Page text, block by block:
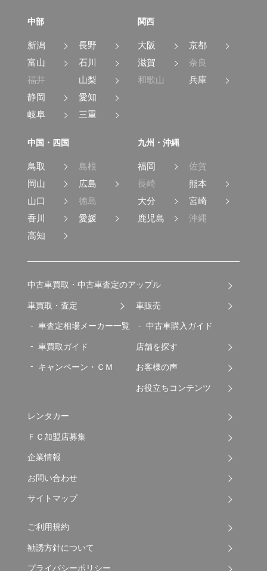
中部
新潟
長野
富山
石川
福井
山梨
静岡
愛知
岐阜
三重
関西
大阪
京都
滋賀
奈良
和歌山
兵庫
中国・四国
鳥取
島根
岡山
広島
山口
徳島
香川
愛媛
高知
九州・沖縄
福岡
佐賀
長崎
熊本
大分
宮崎
鹿児島
沖縄
中古車買取・中古車査定のアップル
車買取・査定
車査定相場メーカー一覧
車買取ガイド
キャンペーン・ＣＭ
車販売
中古車購入ガイド
店舗を探す
お客様の声
お役立ちコンテンツ
レンタカー
ＦＣ加盟店募集
企業情報
お問い合わせ
サイトマップ
ご利用規約
勧誘方針について
プライバシーポリシー